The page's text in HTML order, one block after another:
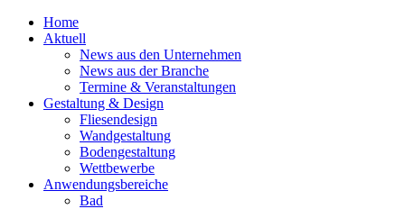
Home
Aktuell
News aus den Unternehmen
News aus der Branche
Termine & Veranstaltungen
Gestaltung & Design
Fliesendesign
Wandgestaltung
Bodengestaltung
Wettbewerbe
Anwendungsbereiche
Bad